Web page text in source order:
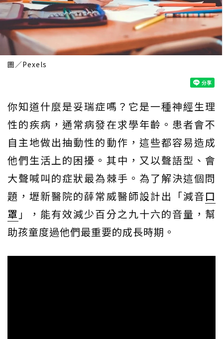
圖／Pexels
你知道什麼是妥瑞症嗎？它是一種神經生理
性的疾病，通常病發在求學年齡。患者會不
自主地做出抽動性的動作，這些都容易造成
他們生活上的困擾。其中，又以聲語型、會
大聲喊叫的症狀最為棘手。為了解決這個問
題，壢新醫院的薛常威醫師設計出「減音口
罩 」，能有效減少百分之九十六的音量，幫
助孩童度過他們最重要的成長時期。